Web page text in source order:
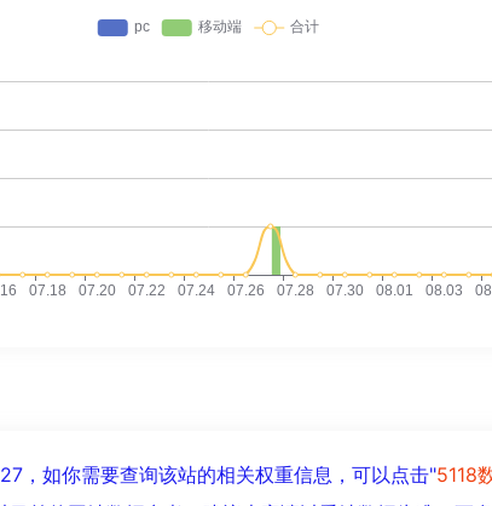
，如你需要查询该站的相关权重信息，可以点击"5118